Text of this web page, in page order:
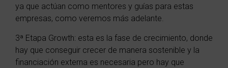
ya que actúan como mentores y guías para estas
empresas, como veremos más adelante.
3ª Etapa Growth: esta es la fase de crecimiento, donde
hay que conseguir crecer de manera sostenible y la
financiación externa es necesaria pero hay que